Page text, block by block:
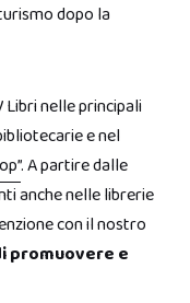
dopo la
nelle principali
e nel
. A partire dalle
anche nelle librerie
con il nostro
promuovere e